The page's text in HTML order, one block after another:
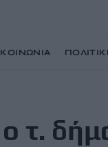
ΚΟΙΝΩΝΙΑ
τ.